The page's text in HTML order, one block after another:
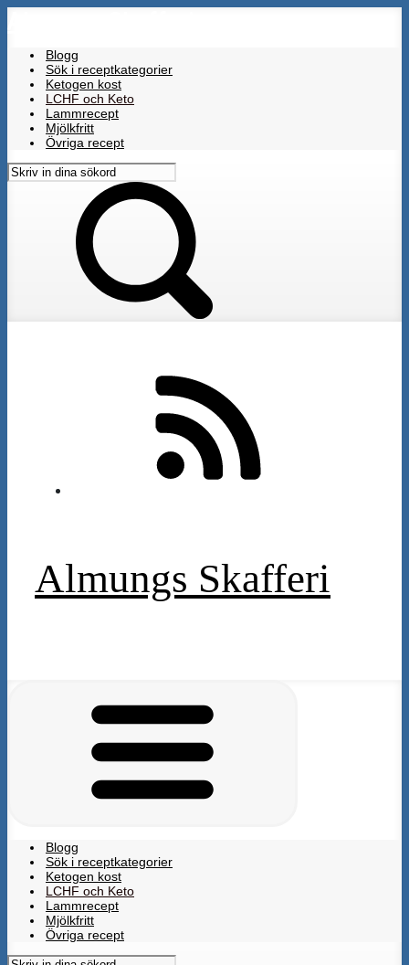
main
content
Blogg
Sök i receptkategorier
Ketogen kost
LCHF och Keto
Lammrecept
Mjölkfritt
Övriga recept
Almungs Skafferi
Blogg
Sök i receptkategorier
Ketogen kost
LCHF och Keto
Lammrecept
Mjölkfritt
Övriga recept